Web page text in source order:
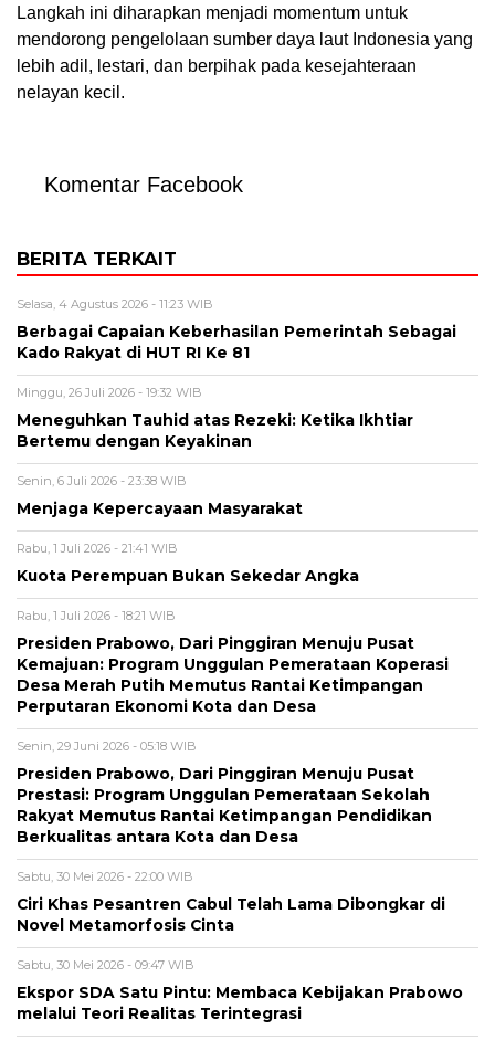
Langkah ini diharapkan menjadi momentum untuk
mendorong pengelolaan sumber daya laut Indonesia yang
lebih adil, lestari, dan berpihak pada kesejahteraan
nelayan kecil.
Komentar Facebook
BERITA TERKAIT
Selasa, 4 Agustus 2026 - 11:23 WIB
Berbagai Capaian Keberhasilan Pemerintah Sebagai
Kado Rakyat di HUT RI Ke 81
Minggu, 26 Juli 2026 - 19:32 WIB
Meneguhkan Tauhid atas Rezeki: Ketika Ikhtiar
Bertemu dengan Keyakinan
Senin, 6 Juli 2026 - 23:38 WIB
Menjaga Kepercayaan Masyarakat
Rabu, 1 Juli 2026 - 21:41 WIB
Kuota Perempuan Bukan Sekedar Angka
Rabu, 1 Juli 2026 - 18:21 WIB
Presiden Prabowo, Dari Pinggiran Menuju Pusat
Kemajuan: Program Unggulan Pemerataan Koperasi
Desa Merah Putih Memutus Rantai Ketimpangan
Perputaran Ekonomi Kota dan Desa
Senin, 29 Juni 2026 - 05:18 WIB
Presiden Prabowo, Dari Pinggiran Menuju Pusat
Prestasi: Program Unggulan Pemerataan Sekolah
Rakyat Memutus Rantai Ketimpangan Pendidikan
Berkualitas antara Kota dan Desa
Sabtu, 30 Mei 2026 - 22:00 WIB
Ciri Khas Pesantren Cabul Telah Lama Dibongkar di
Novel Metamorfosis Cinta
Sabtu, 30 Mei 2026 - 09:47 WIB
Ekspor SDA Satu Pintu: Membaca Kebijakan Prabowo
melalui Teori Realitas Terintegrasi